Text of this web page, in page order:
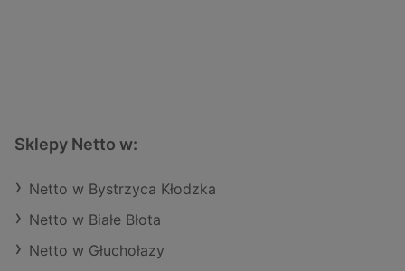
Sklepy Netto w:
Netto w Bystrzyca Kłodzka
Netto w Białe Błota
Netto w Głuchołazy